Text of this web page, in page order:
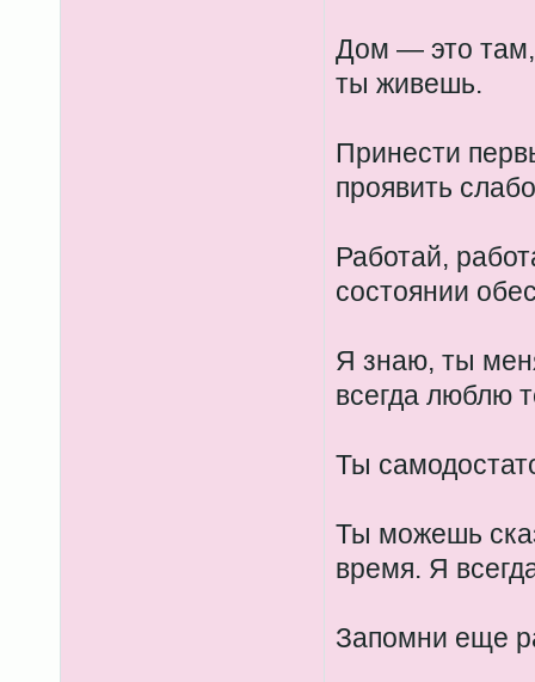
Дом — это там,
ты живешь.
Принести
проявить
Работай,
состоянии
Я знаю, ты
всегда люблю
Ты
Ты можешь
время. Я
Запомни еще